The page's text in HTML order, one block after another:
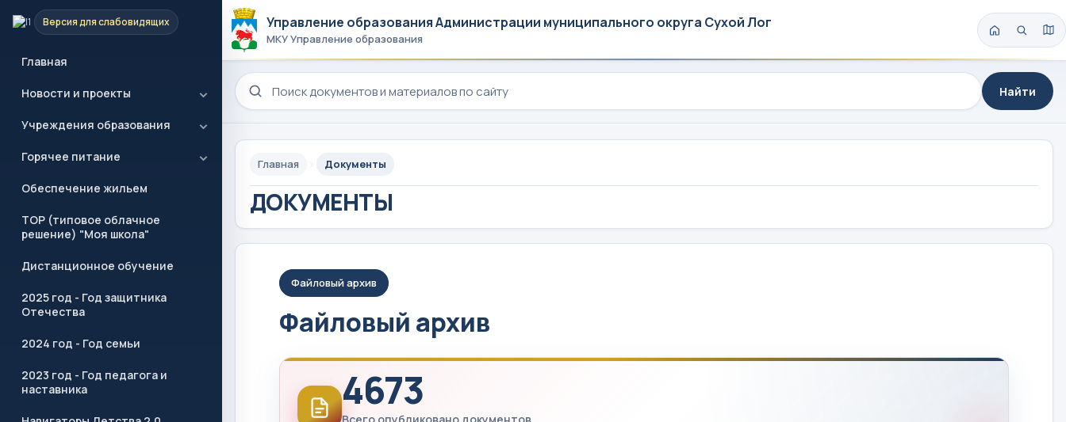
Версия для слабовидящих
Главная
Новости и проекты
Учреждения образования
Горячее питание
Обеспечение жильем
ТОР (типовое облачное
решение) "Моя школа"
Дистанционное обучение
2025 год - Год защитника
Отечества
2024 год - Год семьи
2023 год - Год педагога и
наставника
Управление образования Администрации муниципального округа Сухой Лог
МКУ Управление образования
Поиск по сайту
Найти
Главная Документы
ДОКУМЕНТЫ
Файловый архив
Файловый архив
4673